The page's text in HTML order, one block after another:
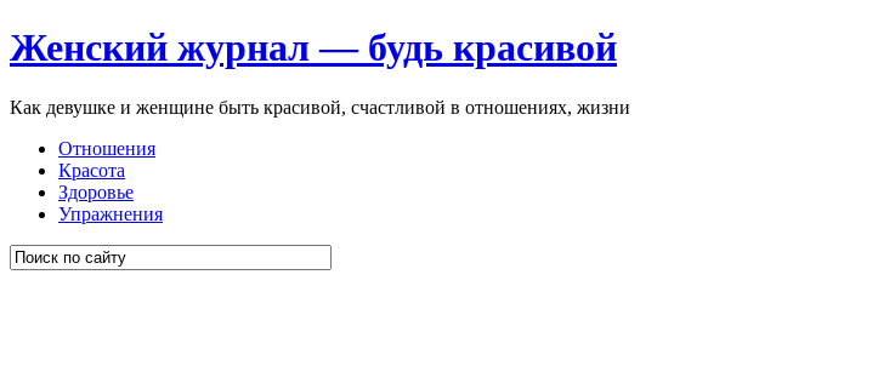
Женский журнал — будь красивой
Как девушке и женщине быть красивой, счастливой в отношениях, жизни
Отношения
Красота
Здоровье
Упражнения